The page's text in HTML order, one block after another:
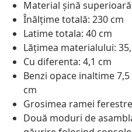
Material șină
Înălțime totală: 230 cm
Latime totala: 40 cm
Lățimea materialului:
Cu diferenta: 4,1 cm
Benzi opace inaltime
cm
Grosimea ramei
Două moduri de